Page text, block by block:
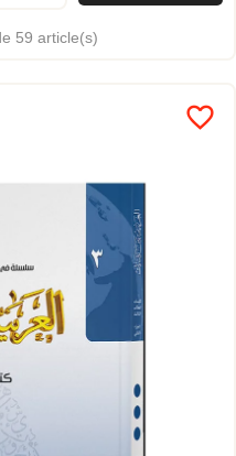
59 article(s)
favorite_border